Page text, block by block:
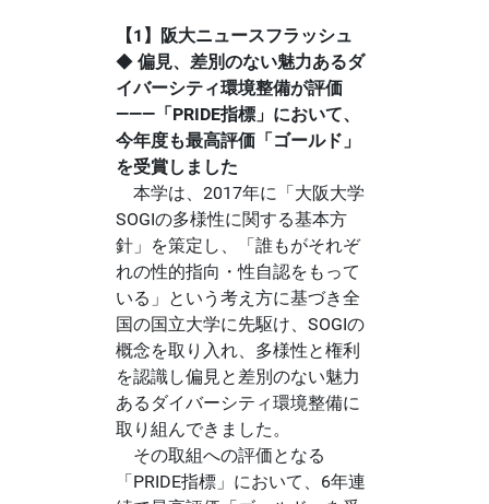
【1】阪大ニュースフラッシュ
◆ 偏見、差別のない魅力あるダ
イバーシティ環境整備が評価
―――「PRIDE指標」において、
今年度も最高評価「ゴールド」
を受賞しました
本学は、2017年に「大阪大学
SOGIの多様性に関する基本方
針」を策定し、「誰もがそれぞ
れの性的指向・性自認をもって
いる」という考え方に基づき全
国の国立大学に先駆け、SOGIの
概念を取り入れ、多様性と権利
を認識し偏見と差別のない魅力
あるダイバーシティ環境整備に
取り組んできました。
その取組への評価となる
「PRIDE指標」において、6年連